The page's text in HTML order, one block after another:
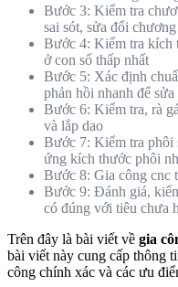
Bước 3: Kiểm tra
sai sót, sửa đổi
Bước 4: Kiểm tra kích
ở con số thấp nhất
Bước 5: Xác định
phản hồi nhanh để sửa
Bước 6: Kiểm tra, rà
và lắp dao
Bước 7: Kiểm tra phôi
ứng kích thước phôi
Bước 8: Gia công cnc
Bước 9: Đánh giá,
có đúng với tiêu chưa
Trên đây là bài viết về gia
bài viết này cung cấp thông
công chính xác và các ưu